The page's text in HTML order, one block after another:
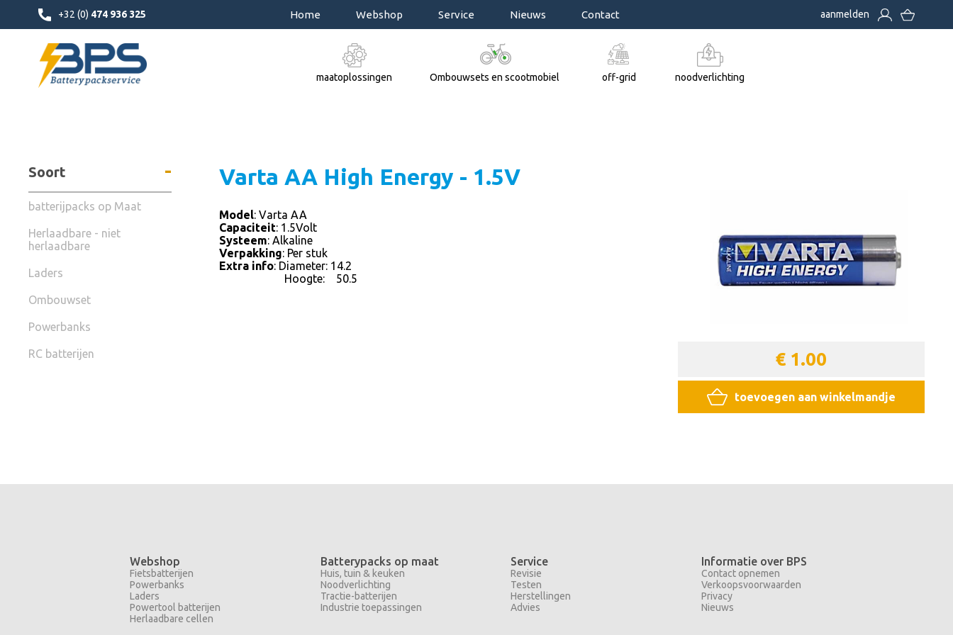
+32 (0) 474 936 325 Home Webshop Service Nieuws Contact aanmelden
maatoplossingen Ombouwsets en scootmobiel off-grid noodverlichting
Soort -
batterijpacks op Maat
Herlaadbare - niet
herlaadbare
Laders
Ombouwset
Powerbanks
RC batterijen
Varta AA High Energy - 1.5V
Model: Varta AA
Capaciteit: 1.5Volt
Systeem: Alkaline
Verpakking: Per stuk
Extra info: Diameter: 14.2
Hoogte: 50.5
€ 1.00
toevoegen aan winkelmandje
Webshop
Fietsbatterijen
Powerbanks
Laders
Powertool batterijen
Herlaadbare cellen
Batterypacks op maat
Huis, tuin & keuken
Noodverlichting
Tractie-batterijen
Industrie toepassingen
Service
Revisie
Testen
Herstellingen
Advies
Informatie over BPS
Contact opnemen
Verkoopsvoorwaarden
Privacy
Nieuws